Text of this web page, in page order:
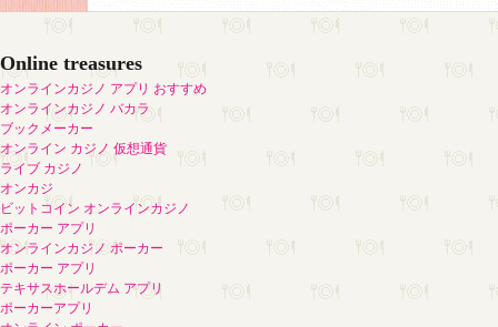
Online treasures
オンラインカジノ アプリ おすすめ
オンラインカジノ バカラ
ブックメーカー
オンライン カジノ 仮想通貨
ライブ カジノ
オンカジ
ビットコイン オンラインカジノ
ポーカー アプリ
オンラインカジノ ポーカー
ポーカー アプリ
テキサスホールデム アプリ
ポーカーアプリ